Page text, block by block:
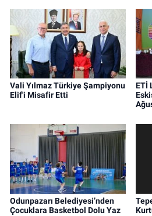
Vali Yılmaz Türkiye Şampiyonu
Elif'i Misafir Etti
ETİ
Odunpazarı Belediyesi’nden
Çocuklara Basketbol Dolu Yaz